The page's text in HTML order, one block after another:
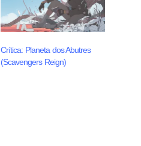
Crítica: Planeta dos Abutres
(Scavengers Reign)